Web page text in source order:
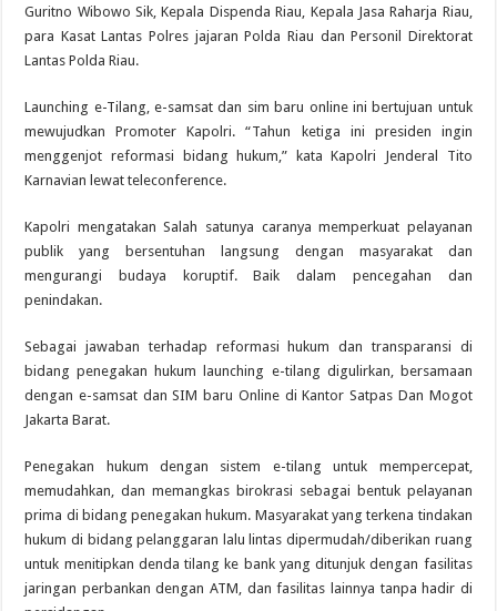
Guritno Wibowo Sik, Kepala Dispenda Riau, Kepala Jasa Raharja Riau,
para Kasat Lantas Polres jajaran Polda Riau dan Personil Direktorat
Lantas Polda Riau.
Launching e-Tilang, e-samsat dan sim baru online ini bertujuan untuk
mewujudkan Promoter Kapolri. “Tahun ketiga ini presiden ingin
menggenjot reformasi bidang hukum,” kata Kapolri Jenderal Tito
Karnavian lewat teleconference.
Kapolri mengatakan Salah satunya caranya memperkuat pelayanan
publik yang bersentuhan langsung dengan masyarakat dan
mengurangi budaya koruptif. Baik dalam pencegahan dan
penindakan.
Sebagai jawaban terhadap reformasi hukum dan transparansi di
bidang penegakan hukum launching e-tilang digulirkan, bersamaan
dengan e-samsat dan SIM baru Online di Kantor Satpas Dan Mogot
Jakarta Barat.
Penegakan hukum dengan sistem e-tilang untuk mempercepat,
memudahkan, dan memangkas birokrasi sebagai bentuk pelayanan
prima di bidang penegakan hukum. Masyarakat yang terkena tindakan
hukum di bidang pelanggaran lalu lintas dipermudah/diberikan ruang
untuk menitipkan denda tilang ke bank yang ditunjuk dengan fasilitas
jaringan perbankan dengan ATM, dan fasilitas lainnya tanpa hadir di